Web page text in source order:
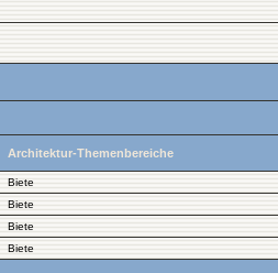
Architektur-Themenbereiche
Biete
Biete
Biete
Biete